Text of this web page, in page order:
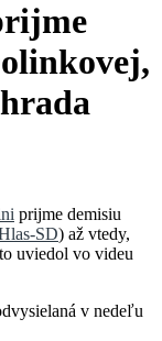
prijme demisiu
SD) až vtedy,
uviedol vo videu
v nedeľu